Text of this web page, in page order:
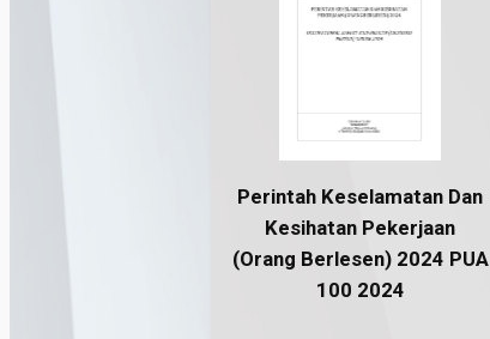
Perintah Keselamatan Dan
Kesihatan Pekerjaan
(Orang Berlesen) 2024 PUA
100 2024